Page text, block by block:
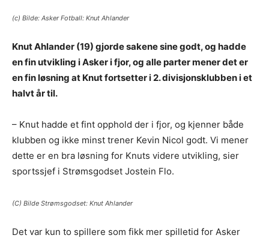
(c) Bilde: Asker Fotball: Knut Ahlander
Knut Ahlander (19) gjorde sakene sine godt, og hadde
en fin utvikling i Asker i fjor, og alle parter mener det er
en fin løsning at Knut fortsetter i 2. divisjonsklubben i et
halvt år til.
– Knut hadde et fint opphold der i fjor, og kjenner både
klubben og ikke minst trener Kevin Nicol godt. Vi mener
dette er en bra løsning for Knuts videre utvikling, sier
sportssjef i Strømsgodset Jostein Flo.
(C) Bilde Strømsgodset: Knut Ahlander
Det var kun to spillere som fikk mer spilletid for Asker